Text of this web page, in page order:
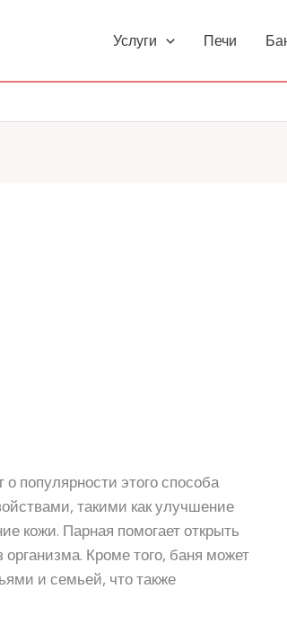
Услуги Печи
популярности этого способа
такими как улучшение
кожи. Парная помогает открыть
Кроме того, баня может
и семьей, что также